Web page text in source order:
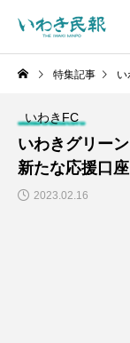
特集記事 い
いわきFC
いわきグリー
新たな応援口
2023.02.16